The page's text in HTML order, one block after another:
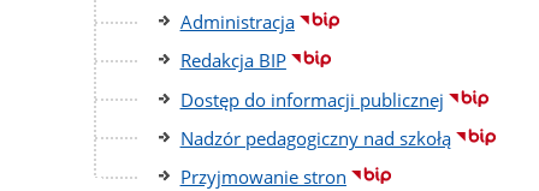
Administracja
Redakcja BIP
Dostęp do informacji publicznej
Nadzór pedagogiczny nad szkołą
Przyjmowanie stron